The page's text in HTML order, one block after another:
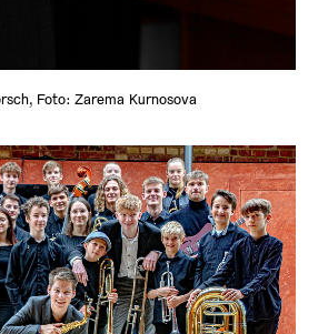
Foto: Zarema Kurnosova